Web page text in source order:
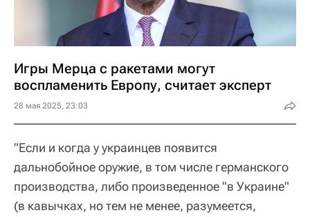
Игры Мерца с ракетами могут
воспламенить Европу, считает эксперт
28 мая 2025, 23:03
"Если и когда у украинцев появится
дальнобойное оружие, в том числе германского
производства, либо произведенное "в Украине"
(в кавычках, но тем не менее, разумеется,